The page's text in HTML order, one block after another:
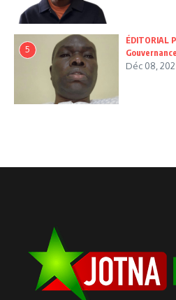
5
ÉDITORIAL
Déc 08,